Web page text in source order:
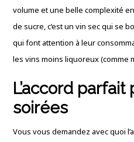
volume et une belle complexité
de sucre, c’est un vin sec qui se
qui font attention à leur
les vins moins liquoreux (comme
L’accord parfait
soirées
Vous vous demandez avec quoi